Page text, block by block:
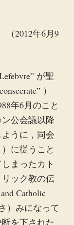
2012年6月9
が聖
）
年6月のこと
公会議以降
うに，同会
に従うこと
まったカト
ック教の伝
Catholic
）みになって
を下された